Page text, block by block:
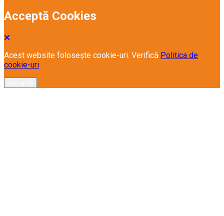
Acceptă Cookies
Acest website folosește cookie-uri. Verifică Politica de
cookie-uri